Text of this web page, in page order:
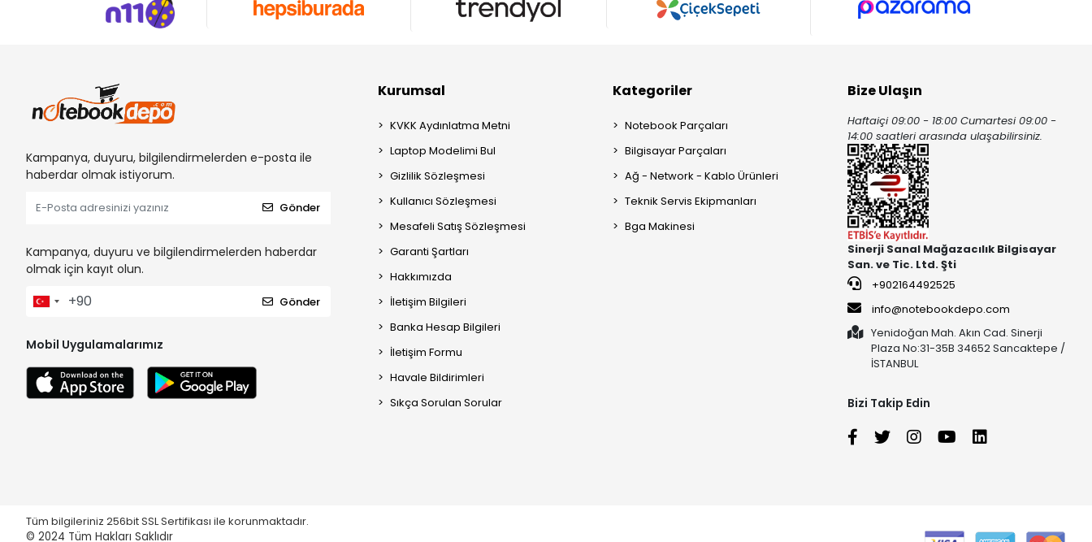
Kampanya, duyuru, bilgilendirmelerden e-posta ile
haberdar olmak istiyorum.
Gönder
Kampanya, duyuru ve bilgilendirmelerden haberdar
olmak için kayıt olun.
Gönder
Mobil Uygulamalarımız
Kurumsal
KVKK Aydınlatma Metni
Laptop Modelimi Bul
Gizlilik Sözleşmesi
Kullanıcı Sözleşmesi
Mesafeli Satış Sözleşmesi
Garanti Şartları
Hakkımızda
İletişim Bilgileri
Banka Hesap Bilgileri
İletişim Formu
Havale Bildirimleri
Sıkça Sorulan Sorular
Kategoriler
Notebook Parçaları
Bilgisayar Parçaları
Ağ - Network - Kablo Ürünleri
Teknik Servis Ekipmanları
Bga Makinesi
Bize Ulaşın
Haftaiçi 09:00 - 18:00 Cumartesi 09:00 -
14:00 saatleri arasında ulaşabilirsiniz.
Sinerji Sanal Mağazacılık Bilgisayar
San. ve Tic. Ltd. Şti
+902164492525
info@notebookdepo.com
Yenidoğan Mah. Akın Cad. Sinerji
Plaza No:31-35B 34652 Sancaktepe /
İSTANBUL
Bizi Takip Edin
Tüm bilgileriniz 256bit SSL Sertifikası ile korunmaktadır.
© 2024 Tüm Hakları Saklıdır